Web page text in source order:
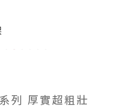
列 厚實超粗壯